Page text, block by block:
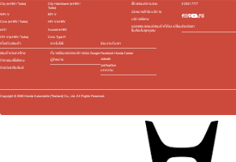
City (e:HEV / Turbo)
City Hatchback (e:HEV /
Turbo)
WR-V
BR-V
Civic (e:HEV / Turbo)
HR-V e:HEV
e:N1
Accord e:HEV
CR-V (e:HEV / Turbo)
Civic Type R
เช็กรถยนต์ตามระยะ
นัดหมายเข้ารับบริการ
บริการพิเศษ
ตรวจสอบรถยนต์ฮอนด้าที่ต้อง เปลี่ยน
ชิ้นส่วนในชุดถุงลม
0 2341 7777
ติดต่อเรา
เกี่ยวกับฮอนด้า
ฮอนด้าประเทศไทย
กิจกรรมเพื่อสังคม
ข่าวประชาสัมพันธ์
เทคโนโลยี
ที่มาพร้อมแอปและบริการของ Google
ผู้จำหน่าย
ร่วมงานกับเรา
Facebook Honda Career
Jobsdb
JobTopGun
บทความ
Copyright ©2026Honda Automobile (Thailand) Co., Ltd. All Rights Reserved.